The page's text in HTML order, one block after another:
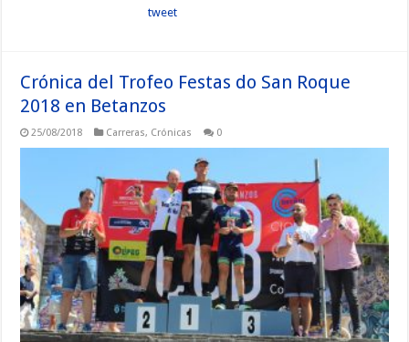
tweet
Crónica del Trofeo Festas do San Roque
2018 en Betanzos
25/08/2018 Carreras, Crónicas 0